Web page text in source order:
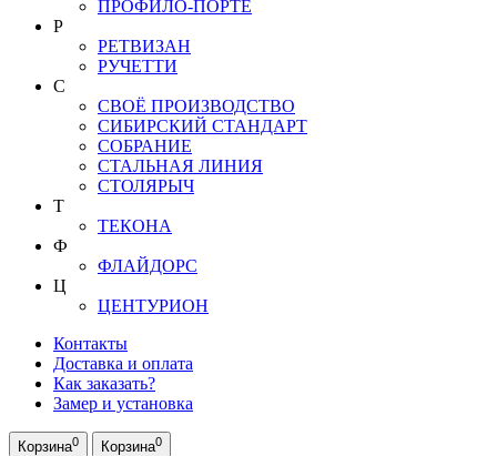
ПРОФИЛО-ПОРТЕ
Р
РЕТВИЗАН
РУЧЕТТИ
С
СВОЁ ПРОИЗВОДСТВО
СИБИРСКИЙ СТАНДАРТ
СОБРАНИЕ
СТАЛЬНАЯ ЛИНИЯ
СТОЛЯРЫЧ
Т
ТЕКОНА
Ф
ФЛАЙДОРС
Ц
ЦЕНТУРИОН
Контакты
Доставка и оплата
Как заказать?
Замер и установка
Корзина0 Корзина0